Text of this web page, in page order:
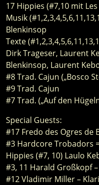
17 Hippies (#7,10 mit
Musik
Blenkinsop
Texte
Dirk Trageser, Laurent
Blenkinsop, Laurent
#8 Trad. Cajun („Bosco
#9 Trad. Cajun
#7 Trad. („Auf den
Special Guests:
#17 Fredo des Ogres de
#3 Hardcore Trobadors
Hippies (#7, 10) Laulo
#3, 11 Harald Großkopf
#12 Vladimir Miller –